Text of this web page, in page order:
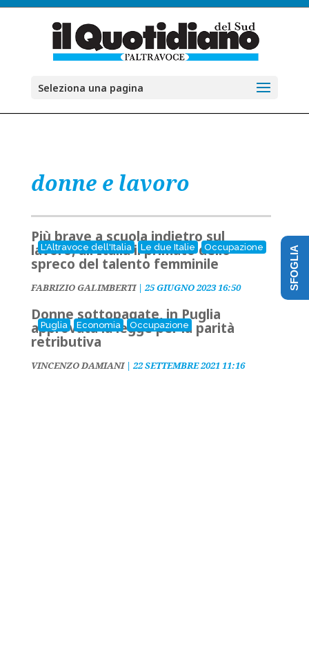
Seleziona una pagina
donne e lavoro
L'Altravoce dell'Italia Le due Italie Occupazione
Più brave a scuola indietro sul
lavoro, all'Italia il primato dello
spreco del talento femminile
FABRIZIO GALIMBERTI| 25 GIUGNO 2023 16:50
Puglia Economia Occupazione
Donne sottopagate, in Puglia
approvata la legge per la parità
retributiva
VINCENZO DAMIANI| 22 SETTEMBRE 2021 11:16
SFOGLIA